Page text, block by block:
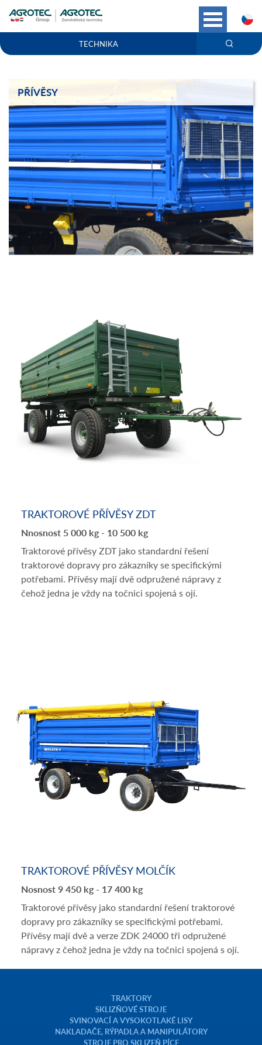
TECHNIKA
PŘÍVĚSY
TRAKTOROVÉ PŘÍVĚSY ZDT
Nnosnost 5 000 kg - 10 500 kg
Traktorové přívěsy ZDT jako standardní řešení
traktorové dopravy pro zákazníky se specifickými
potřebami. Přívěsy mají dvě odpružené nápravy z
čehož jedna je vždy na točnici spojená s ojí.
TRAKTOROVÉ PŘÍVĚSY MOLČÍK
Nosnost 9 450 kg - 17 400 kg
Traktorové přívěsy jako standardní řešení traktorové
dopravy pro zákazníky se specifickými potřebami.
Přívěsy mají dvě a verze ZDK 24000 tři odpružené
nápravy z čehož jedna je vždy na točnici spojená s ojí.
TRAKTORY
SKLIZŇOVÉ STROJE
SVINOVACÍ A VYSOKOTLAKÉ LISY
NAKLADAČE, RÝPADLA A MANIPULÁTORY
STROJE PRO SKLIZEŇ PÍCE